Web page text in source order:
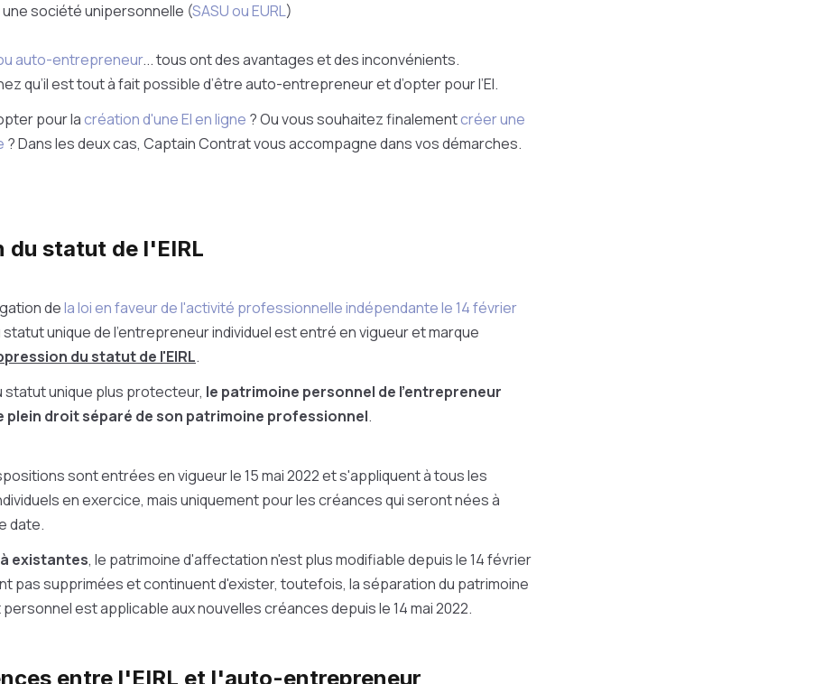
société unipersonnelle (SASU ou EURL)
auto-entrepreneur... tous ont des avantages et des inconvénients.
qu’il est tout à fait possible d’être auto-entrepreneur et d’opter pour l’EI.
pour lacréation d'une EI en ligne ? Ou vous souhaitez finalementcréer une
? Dans les deux cas, Captain Contrat vous accompagne dans vos démarches.
du statut de l'EIRL
dela loi en faveur de l'activité professionnelle indépendante le 14 février
statut unique de l'entrepreneur individuel est entré en vigueur et marque
du statut de l'EIRL.
statut unique plus protecteur, le patrimoine personnel de l'entrepreneur
plein droit séparé de son patrimoine professionnel.
sont entrées en vigueur le 15 mai 2022 et s'appliquent à tous les
en exercice, mais uniquement pour les créances qui seront nées à
date.
existantes, le patrimoine d'affectation n'est plus modifiable depuis le 14 février
pas supprimées et continuent d'exister, toutefois, la séparation du patrimoine
est applicable aux nouvelles créances depuis le 14 mai 2022.
entre l'EIRL et l'auto-entrepreneur